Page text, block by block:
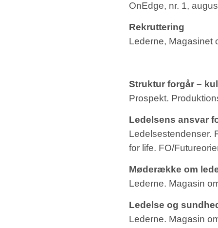
OnEdge, nr. 1,
Rekruttering
Lederne, Magasinet
Struktur forgår –
Prospekt.
Ledelsens ansvar
Ledelsestendenser.
for life. FO/
Møderække om
Lederne. Magasin
Ledelse og
Lederne. Magasin